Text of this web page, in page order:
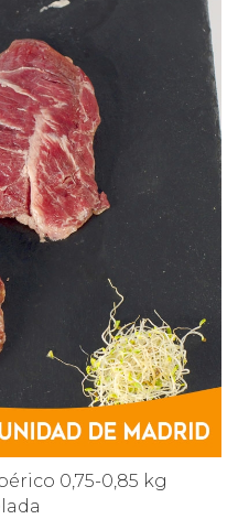
0,75-0,85 kg